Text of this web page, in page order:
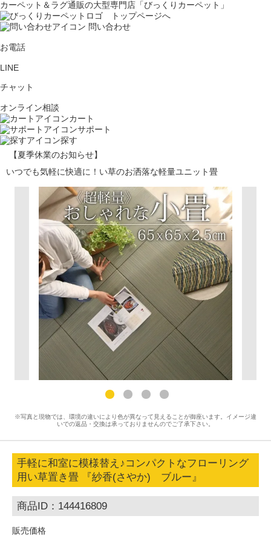
カーペット＆ラグ通販の大型専門店「びっくりカーペット」
問い合わせ
お電話
LINE
チャット
オンライン相談
カート
サポート
探す
【夏季休業のお知らせ】
いつでも気軽に快適に！い草のお洒落な軽量ユニット畳
※写真と現物では、環境の違いにより色が異なって見えることが御座います。イメージ違
いでの返品・交換は承っておりませんのでご了承下さい。
手軽に和室に模様替え♪コンパクトなフローリング
用い草置き畳 『紗香(さやか) ブルー』
商品ID：144416809
販売価格